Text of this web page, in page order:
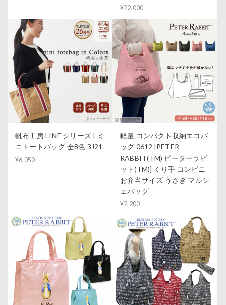
¥22,000
帆布工房 LINE シリーズ | ミ
ニトートバッグ 全8色 3J21
¥6,050
軽量 コンパクト収納エコバ
ッグ 0612 [PETER
RABBIT(TM) ピーターラビ
ット(TM)] くり手 コンビニ
お弁当サイズ うさぎ マルシ
ェバッグ
¥2,200